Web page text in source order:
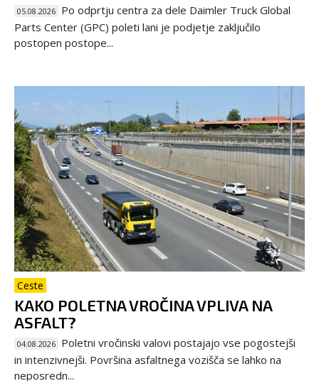
05.08.2026 Po odprtju centra za dele Daimler Truck Global
Parts Center (GPC) poleti lani je podjetje zaključilo
postopen postope...
Ceste
KAKO POLETNA VROČINA VPLIVA NA
ASFALT?
04.08.2026 Poletni vročinski valovi postajajo vse pogostejši
in intenzivnejši. Površina asfaltnega vozišča se lahko na
neposredn...